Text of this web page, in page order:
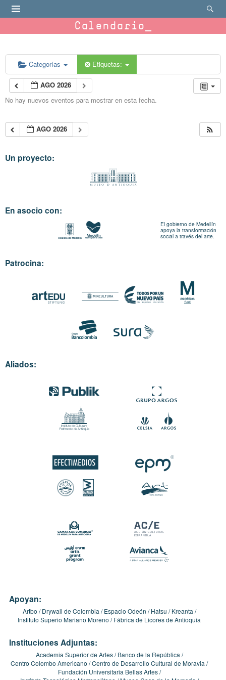
Calendario
Categorías Etiquetas:
AGO 2026
No hay nuevos eventos para mostrar en esta fecha.
AGO 2026
Un proyecto:
En asocio con:
El gobierno de Medellín
apoya la transformación
social a través del arte.
Patrocina:
Aliados:
Apoyan:
Artbo Drywall de Colombia Espacio Odeón Hatsu
Kreanta
Instituto Superio Mariano Moreno
Fábrica de Licores de Antioquia
Instituciones Adjuntas:
Academia Superior de Artes
Banco de la República
Centro Colombo Americano Centro de Desarrollo Cultural de Moravia
Fundación Universitaria Bellas Artes